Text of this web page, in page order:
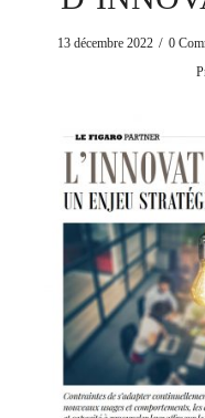
13 décembre 2022 / 0